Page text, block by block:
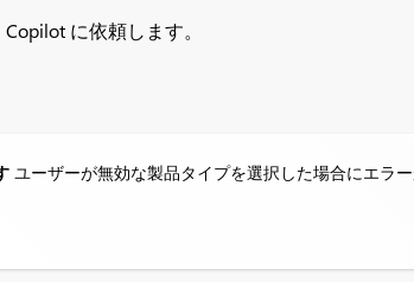
に依頼します。
ユーザーが無効な製品タイプを選択した場合にエラ